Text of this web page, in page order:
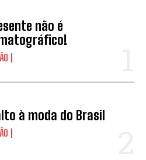
não é
à moda do Brasil